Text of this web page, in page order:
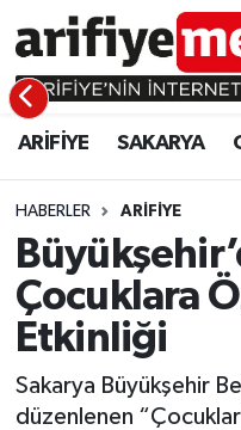
ARİFİYE SAKARYA
HABERLER ARİFİYE
Çocuklara
Etkinliği
Sakarya Büyükşehir
düzenlenen
ARİFİYE
SAKARYA
GÜNDEM
EĞİTİM
ASAYİŞ
EKONOMİ
ARİFİYE
GÜNDEM
EĞİTİM
EKONOMİ
ASAYİŞ
Sakarya Hava
Sakarya Namaz
Sakarya Trafik
Süper Lig Puan
Tüm Manşetler
Son Dakika